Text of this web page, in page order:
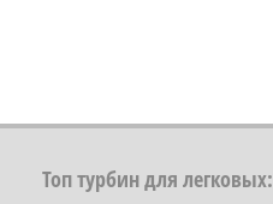
Топ турбин для легковых: